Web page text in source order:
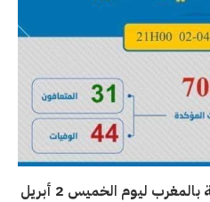
حصيلة تطورات الحالة الوبائية بالمغرب ليوم الخميس 2 أبريل